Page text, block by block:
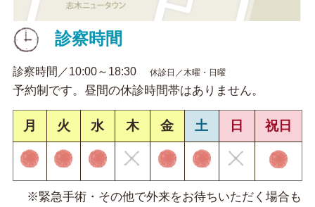
診察時間
診察時間／10:00～18:30 休診日／木曜・日曜
予約制です。昼間の休診時間帯はありません。
月 火 水 木 金 土 日 祝日
※緊急手術・その他で外来をお待ちいただく場合も